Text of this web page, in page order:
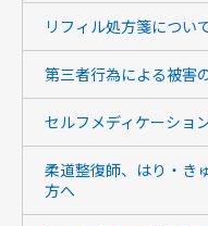
リフィル処方箋につい
第三者行為による被害
セルフメディケーショ
柔道整復師、はり・き
方へ